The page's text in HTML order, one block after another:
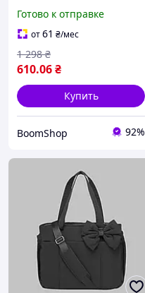
вместительная сумка с
ручками, летняя сумочка
через плечо Розовая qwr
Готово к отправке
от61 ₴/мес
610.06₴
1 298 ₴
Купить
BoomShop 92%